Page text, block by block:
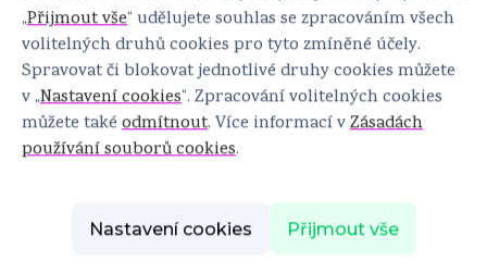
Cenné rady v podobě článků, videí, podcastů
a příběhů
Ucelené
zajímají
„Přijmout vše“ udělujete souhlas se zpracováním všech
volitelných druhů cookies pro tyto zmíněné účely.
Spravovat či blokovat jednotlivé druhy cookies můžete
v „Nastavení cookies“. Zpracování volitelných cookies
můžete také odmítnout. Více informací vZásadách
používání souborů cookies.
Nastavení cookies Přijmout vše